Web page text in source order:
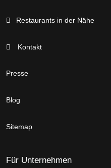
Restaurants in der Nähe
Kontakt
Presse
Blog
Sitemap
Für Unternehmen